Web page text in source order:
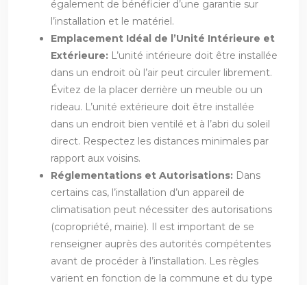
également de bénéficier d’une garantie sur
l’installation et le matériel.
Emplacement Idéal de l’Unité Intérieure et
Extérieure: L’unité intérieure doit être installée
dans un endroit où l’air peut circuler librement.
Évitez de la placer derrière un meuble ou un
rideau. L’unité extérieure doit être installée
dans un endroit bien ventilé et à l’abri du soleil
direct. Respectez les distances minimales par
rapport aux voisins.
Réglementations et Autorisations: Dans
certains cas, l’installation d’un appareil de
climatisation peut nécessiter des autorisations
(copropriété, mairie). Il est important de se
renseigner auprès des autorités compétentes
avant de procéder à l’installation. Les règles
varient en fonction de la commune et du type